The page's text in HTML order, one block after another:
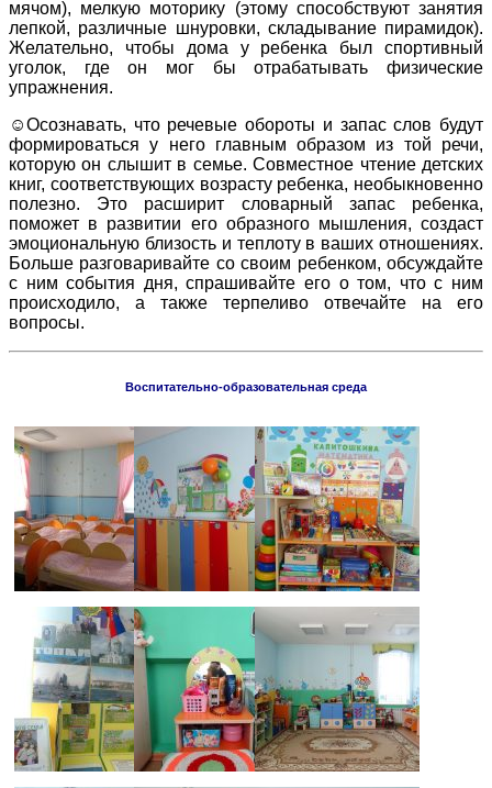
мячом), мелкую моторику (этому способствуют занятия
лепкой, различные шнуровки, складывание пирамидок).
Желательно, чтобы дома у ребенка был спортивный
уголок, где он мог бы отрабатывать физические
упражнения.
☺Осознавать, что речевые обороты и запас слов будут
формироваться у него главным образом из той речи,
которую он слышит в семье. Совместное чтение детских
книг, соответствующих возрасту ребенка, необыкновенно
полезно. Это расширит словарный запас ребенка,
поможет в развитии его образного мышления, создаст
эмоциональную близость и теплоту в ваших отношениях.
Больше разговаривайте со своим ребенком, обсуждайте
с ним события дня, спрашивайте его о том, что с ним
происходило, а также терпеливо отвечайте на его
вопросы.
Воспитательно-образовательная среда